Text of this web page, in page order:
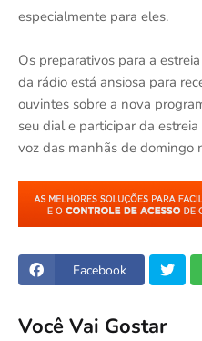
especialmente para eles.
Os preparativos para a
da rádio está ansiosa para
ouvintes sobre a nova
seu dial e participar da
voz das manhãs de domingo
Facebook
Você Vai Gostar